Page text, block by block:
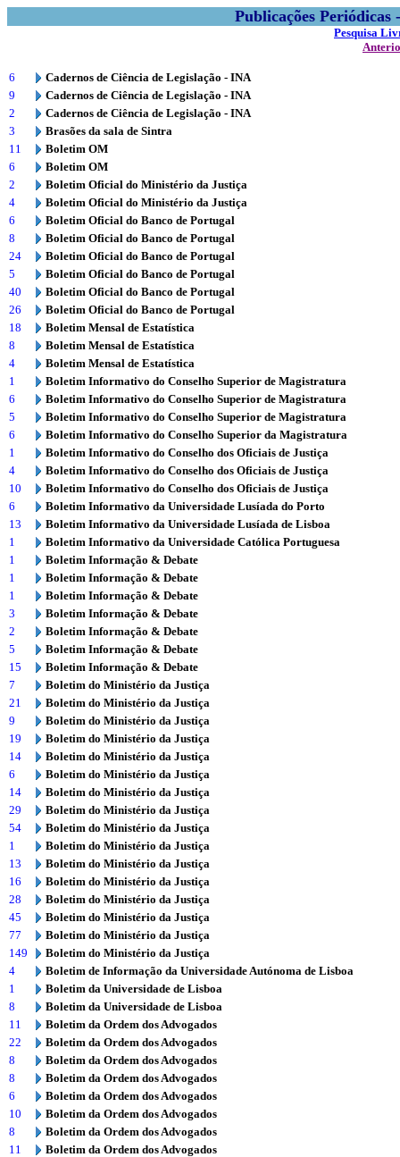
Publicações
Pesquisa
6
Cadernos de Ciência de Legislação - INA
9
Cadernos de Ciência de Legislação - INA
2
Cadernos de Ciência de Legislação - INA
3
Brasões da sala de Sintra
11
Boletim OM
6
Boletim OM
2
Boletim Oficial do Ministério da Justiça
4
Boletim Oficial do Ministério da Justiça
6
Boletim Oficial do Banco de Portugal
8
Boletim Oficial do Banco de Portugal
24
Boletim Oficial do Banco de Portugal
5
Boletim Oficial do Banco de Portugal
40
Boletim Oficial do Banco de Portugal
26
Boletim Oficial do Banco de Portugal
18
Boletim Mensal de Estatística
8
Boletim Mensal de Estatística
4
Boletim Mensal de Estatística
1
Boletim Informativo do Conselho Superior de Magistratura
6
Boletim Informativo do Conselho Superior de Magistratura
5
Boletim Informativo do Conselho Superior de Magistratura
6
Boletim Informativo do Conselho Superior da Magistratura
1
Boletim Informativo do Conselho dos Oficiais de Justiça
4
Boletim Informativo do Conselho dos Oficiais de Justiça
10
Boletim Informativo do Conselho dos Oficiais de Justiça
6
Boletim Informativo da Universidade Lusíada do Porto
13
Boletim Informativo da Universidade Lusíada de Lisboa
1
Boletim Informativo da Universidade Católica Portuguesa
1
Boletim Informação & Debate
1
Boletim Informação & Debate
1
Boletim Informação & Debate
3
Boletim Informação & Debate
2
Boletim Informação & Debate
5
Boletim Informação & Debate
15
Boletim Informação & Debate
7
Boletim do Ministério da Justiça
21
Boletim do Ministério da Justiça
9
Boletim do Ministério da Justiça
19
Boletim do Ministério da Justiça
14
Boletim do Ministério da Justiça
6
Boletim do Ministério da Justiça
14
Boletim do Ministério da Justiça
29
Boletim do Ministério da Justiça
54
Boletim do Ministério da Justiça
1
Boletim do Ministério da Justiça
13
Boletim do Ministério da Justiça
16
Boletim do Ministério da Justiça
28
Boletim do Ministério da Justiça
45
Boletim do Ministério da Justiça
77
Boletim do Ministério da Justiça
149
Boletim do Ministério da Justiça
4
Boletim de Informação da Universidade Autónoma de Lisboa
1
Boletim da Universidade de Lisboa
8
Boletim da Universidade de Lisboa
11
Boletim da Ordem dos Advogados
22
Boletim da Ordem dos Advogados
8
Boletim da Ordem dos Advogados
8
Boletim da Ordem dos Advogados
6
Boletim da Ordem dos Advogados
10
Boletim da Ordem dos Advogados
8
Boletim da Ordem dos Advogados
11
Boletim da Ordem dos Advogados